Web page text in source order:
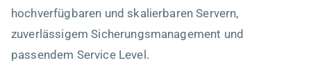
hochverfügbaren und skalierbaren Servern,
zuverlässigem Sicherungsmanagement und
passendem Service Level.